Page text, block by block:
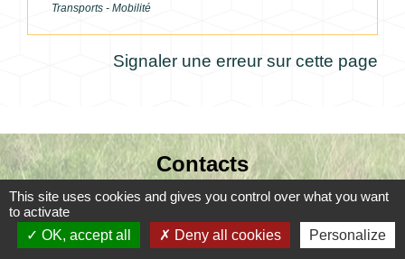
Transports - Mobilité
Signaler une erreur sur cette page
Contacts
Commune de Coursac
1 place de la Mairie
24430 Coursac - FRANCE
This site uses cookies and gives you control over what you want
to activate
OK, accept all
Deny all cookies Personalize